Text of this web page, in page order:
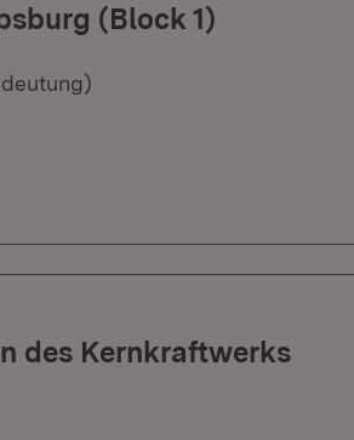
(Block 1)
des Kernkraftwerks